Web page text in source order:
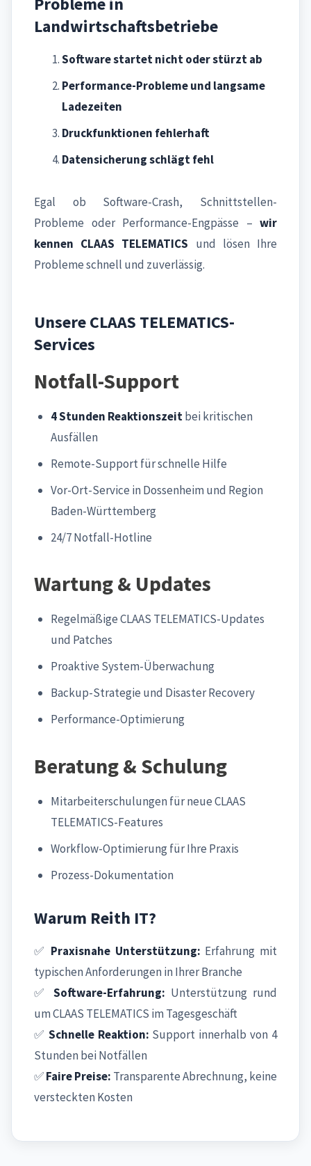
Landwirtschaftsbetriebe
Software startet nicht oder stürzt ab
Performance-Probleme und langsame
Ladezeiten
Druckfunktionen fehlerhaft
Datensicherung schlägt fehl
Egal ob Software-Crash, Schnittstellen-
Probleme oder Performance-Engpässe – wir
kennen CLAAS TELEMATICS und lösen Ihre
Probleme schnell und zuverlässig.
Unsere CLAAS TELEMATICS-
Services
Notfall-Support
4 Stunden Reaktionszeitbei kritischen
Ausfällen
Remote-Support für schnelle Hilfe
Vor-Ort-Service in Dossenheim und Region
Baden-Württemberg
24/7 Notfall-Hotline
Wartung & Updates
Regelmäßige CLAAS TELEMATICS-Updates
und Patches
Proaktive System-Überwachung
Backup-Strategie und Disaster Recovery
Performance-Optimierung
Beratung & Schulung
Mitarbeiterschulungen für neue CLAAS
TELEMATICS-Features
Workflow-Optimierung für Ihre Praxis
Prozess-Dokumentation
Warum Reith IT?
✅ Praxisnahe Unterstützung: Erfahrung mit
typischen Anforderungen in Ihrer Branche
✅ Software-Erfahrung: Unterstützung rund
um CLAAS TELEMATICS im Tagesgeschäft
✅ Schnelle Reaktion: Support innerhalb von 4
Stunden bei Notfällen
✅Faire Preise: Transparente Abrechnung, keine
versteckten Kosten